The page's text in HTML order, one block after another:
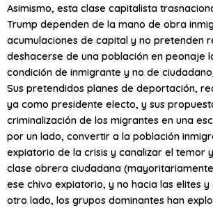
Asimismo, esta clase capitalista
Trump dependen de la mano de obra
acumulaciones de capital y no pretenden
deshacerse de una población en peonaje
condición de inmigrante y no de
Sus pretendidos planes de deportación,
ya como presidente electo, y sus
criminalización de los migrantes en una
por un lado, convertir a la población
expiatorio de la crisis y canalizar el temor
clase obrera ciudadana
ese chivo expiatorio, y no hacia las elites
otro lado, los grupos dominantes han